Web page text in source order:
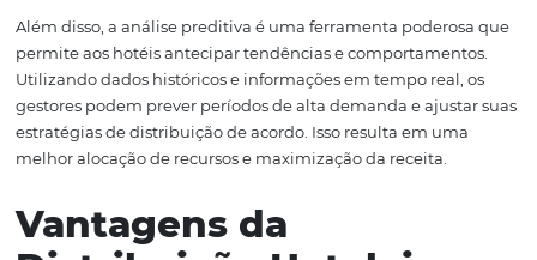
A Importância da
Tecnologia na
Distribuição Hoteleira
Nos últimos anos, a tecnologia transformou a forma